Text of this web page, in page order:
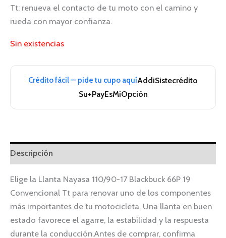
Tt: renueva el contacto de tu moto con el camino y
rueda con mayor confianza.
Sin existencias
Crédito fácil — pide tu cupo aquíAddiSistecrédito
Su+PayEsMiOpción
Descripción
Elige la Llanta Nayasa 110/90-17 Blackbuck 66P 19
Convencional Tt para renovar uno de los componentes
más importantes de tu motocicleta. Una llanta en buen
estado favorece el agarre, la estabilidad y la respuesta
durante la conducción.Antes de comprar, confirma